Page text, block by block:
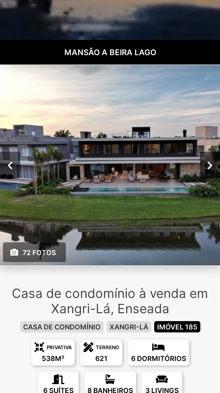
MANSÃO A BEIRA LAGO
72 FOTOS
Casa de condomínio à venda em
Xangri-Lá, Enseada
CASA DE CONDOMÍNIO XANGRI-LÁ IMÓVEL 185
PRIVATIVA
538M²
TERRENO
621 6 DORMITÓRIOS
6 SUÍTES 8 BANHEIROS 3 LIVINGS